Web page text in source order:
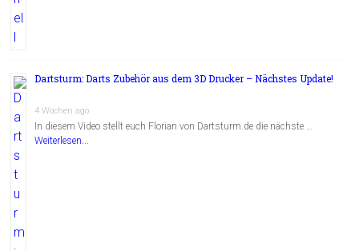
Dartsturm: Darts Zubehör aus dem 3D Drucker – Nächstes Update!
4 Wochen ago
In diesem Video stellt euch Florian von Dartsturm.de die nächste …
Weiterlesen...